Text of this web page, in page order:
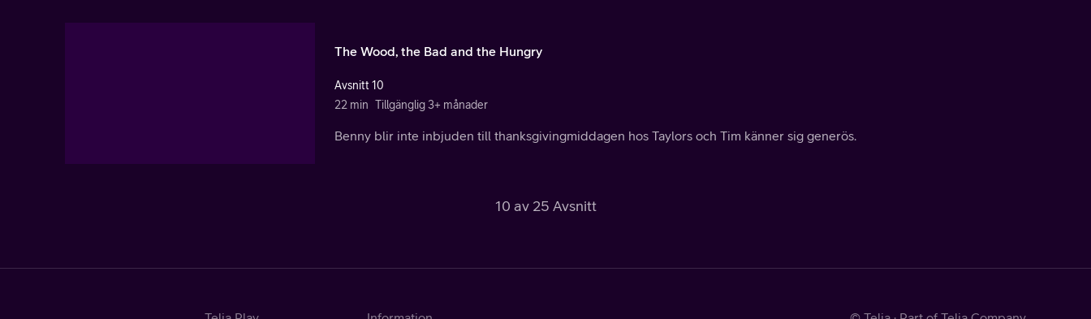
The Wood, the Bad and the Hungry
Avsnitt 10
22 min Tillgänglig 3+ månader
Benny blir inte inbjuden till thanksgivingmiddagen hos Taylors och Tim känner sig generös.
10 av 25 Avsnitt